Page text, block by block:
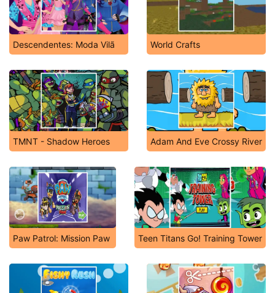
Descendentes: Moda Vilã World Crafts
TMNT - Shadow Heroes Adam And Eve Crossy River
Paw Patrol: Mission Paw Teen Titans Go! Training Tower